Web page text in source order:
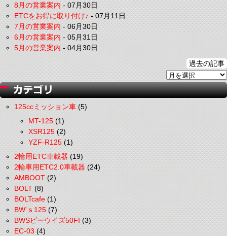
8月の営業案内-07月30日
ETCをお得に取り付け♪-07月11日
7月の営業案内-06月30日
6月の営業案内-05月31日
5月の営業案内-04月30日
過去の記事
125ccミッション車(5)
MT-125(1)
XSR125(2)
YZF-R125(1)
2輪用ETC車載器(19)
2輪車用ETC2.0車載器(24)
AMBOOT(2)
BOLT(8)
BOLTcafe(1)
BW'ｓ125(7)
BWSビーウイズ50FI(3)
EC-03(4)